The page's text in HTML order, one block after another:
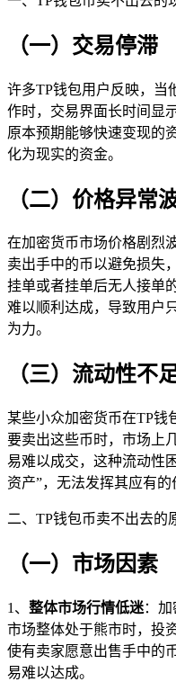
（一）交易停滞
许多TP钱包用户反映，当
作时，交易界面长时间显
原本预期能够快速变现的
化为现实的资金。
（二）价格异常
在加密货币市场价格剧烈
卖出手中的币以避免损失
挂单或者挂单后无人接单
难以顺利达成，导致用户
为力。
（三）流动性不
某些小众加密货币在TP钱
要卖出这些币时，市场上
易难以成交，这种流动性
资产”，无法发挥其应有的
二、TP钱包币卖不出去的
（一）市场因素
1、 整体市场行情低迷：
市场整体处于熊市时，投
使有卖家愿意出售手中的
易难以达成。